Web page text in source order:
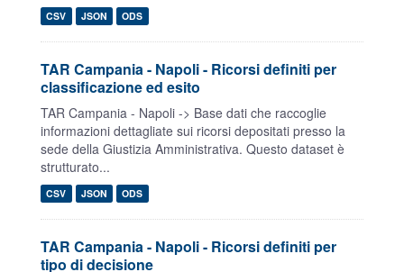
CSV JSON ODS
TAR Campania - Napoli - Ricorsi definiti per
classificazione ed esito
TAR Campania - Napoli -> Base dati che raccoglie
informazioni dettagliate sui ricorsi depositati presso la
sede della Giustizia Amministrativa. Questo dataset è
strutturato...
CSV JSON ODS
TAR Campania - Napoli - Ricorsi definiti per
tipo di decisione